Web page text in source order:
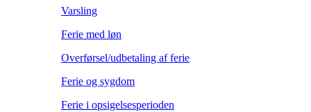
Varsling
Ferie med løn
Overførsel/udbetaling af ferie
Ferie og sygdom
Ferie i opsigelsesperioden